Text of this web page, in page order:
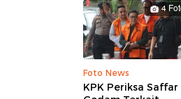
4
Foto News
KPK Periksa Saffar